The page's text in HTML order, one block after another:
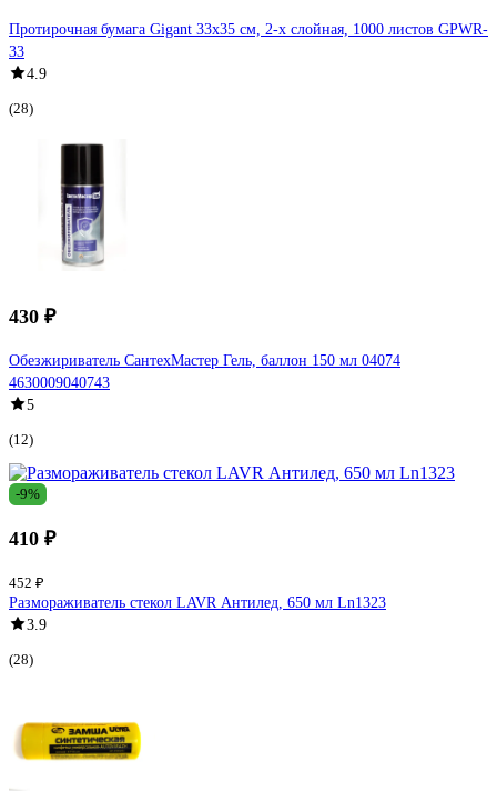
Протирочная бумага Gigant 33x35 см, 2-х слойная, 1000 листов GPWR-
33
4.9
(28)
430 ₽
Обезжириватель СантехМастер Гель, баллон 150 мл 04074
4630009040743
5
(12)
-9%
410 ₽
452 ₽
Размораживатель стекол LAVR Антилед, 650 мл Ln1323
3.9
(28)